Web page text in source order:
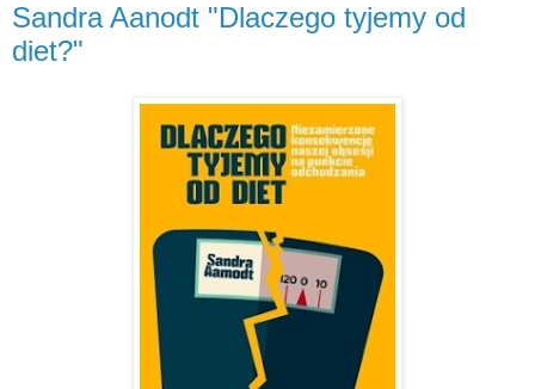
Sandra Aanodt "Dlaczego tyjemy od
diet?"